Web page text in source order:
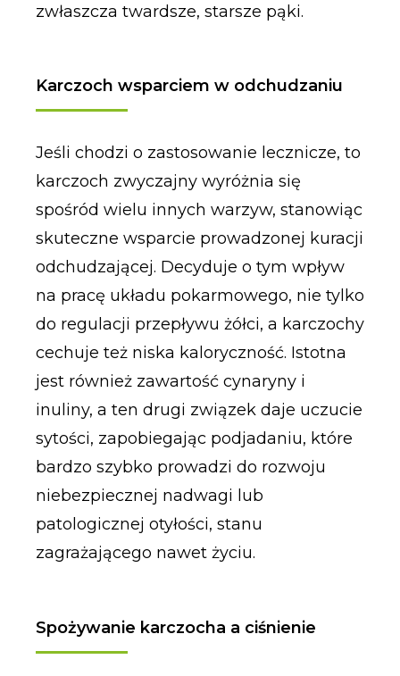
zwłaszcza twardsze, starsze pąki.
Karczoch wsparciem w odchudzaniu
Jeśli chodzi o zastosowanie lecznicze, to
karczoch zwyczajny wyróżnia się
spośród wielu innych warzyw, stanowiąc
skuteczne wsparcie prowadzonej kuracji
odchudzającej. Decyduje o tym wpływ
na pracę układu pokarmowego, nie tylko
do regulacji przepływu żółci, a karczochy
cechuje też niska kaloryczność. Istotna
jest również zawartość cynaryny i
inuliny, a ten drugi związek daje uczucie
sytości, zapobiegając podjadaniu, które
bardzo szybko prowadzi do rozwoju
niebezpiecznej nadwagi lub
patologicznej otyłości, stanu
zagrażającego nawet życiu.
Spożywanie karczocha a ciśnienie